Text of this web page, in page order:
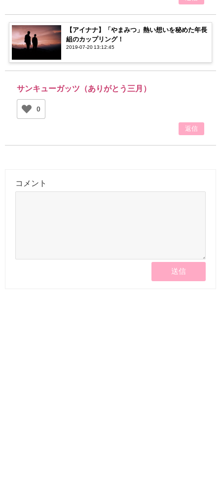
【アイナナ】「やまみつ」熱い想いを秘めた年長
組のカップリング！
2019-07-20 13:12:45
サンキューガッツ（ありがとう三月）
0
返信
コメント